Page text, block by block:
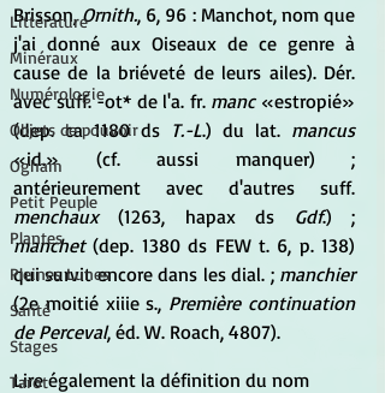
Littérature
Minéraux
Numérologie
Objets de pouvoir
Ogham
Petit Peuple
Plantes
Pleines Lunes
Santé
Stages
Tarot
Brisson, Ornith., 6, 96 : Manchot, nom que
j'ai donné aux Oiseaux de ce genre à
cause de la briéveté de leurs ailes). Dér.
avec suff. -ot* de l'a. fr. manc «estropié»
(dep. ca 1180 ds T.-L.) du lat. mancus
«id.» (cf. aussi manquer) ;
menchaux (1263, hapax ds Gdf
manchet (dep. 1380 ds FEW t. 6, p. 138)
qui survit encore dans les dial. ; manchier
(2e moitié xiiie s., Première continuation
de Perceval, éd. W. Roach, 4807).
Lire également la définition du nom